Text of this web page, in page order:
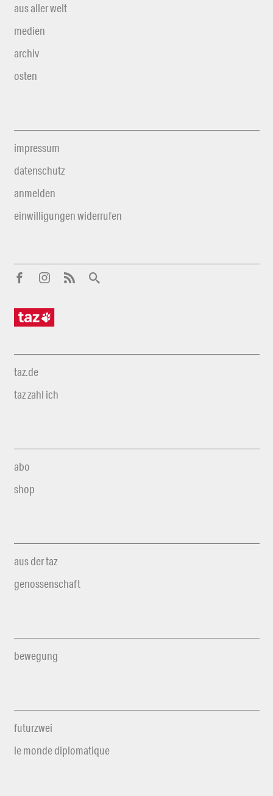
aus aller welt
medien
archiv
osten
impressum
datenschutz
anmelden
einwilligungen widerrufen
taz.de
taz zahl ich
abo
shop
aus der taz
genossenschaft
bewegung
futurzwei
le monde diplomatique